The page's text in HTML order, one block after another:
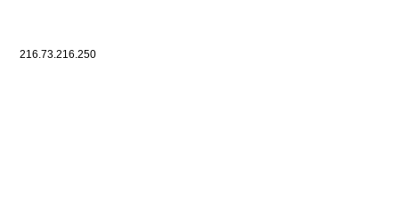
216.73.216.250